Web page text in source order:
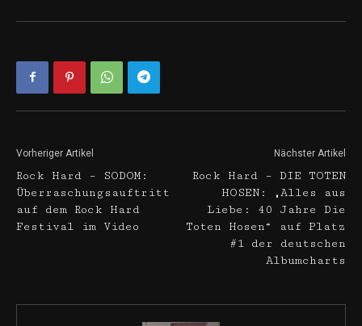
Vorheriger Artikel
Rock Hard – SODOM:
Überraschungsauftritt
auf dem Rock Hard
Festival im Video
Nächster Artikel
Rock Hard – DIE TOTEN
HOSEN: „Alles aus
Liebe: 40 Jahre Die
Toten Hosen“ auf Platz
#1 der deutschen
Albumcharts